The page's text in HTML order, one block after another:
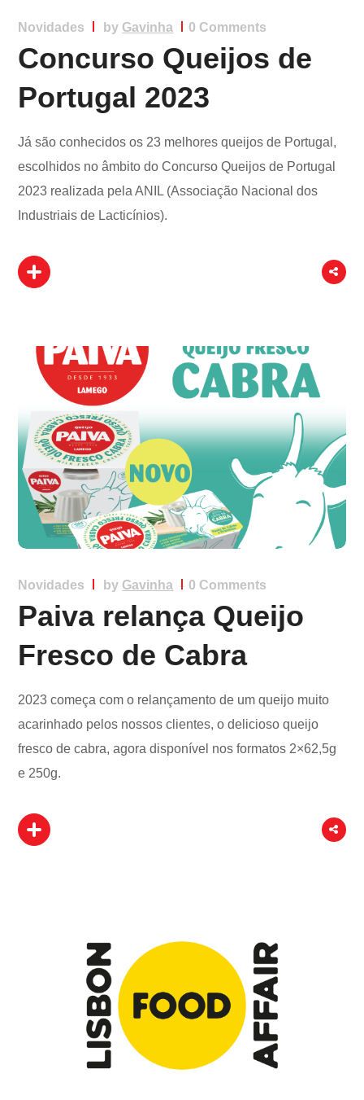
Novidades by Gavinha 0 Comments
Concurso Queijos de
Portugal 2023
Já são conhecidos os 23 melhores queijos de Portugal,
escolhidos no âmbito do Concurso Queijos de Portugal
2023 realizada pela ANIL (Associação Nacional dos
Industriais de Lacticínios).
Novidades by Gavinha 0 Comments
Paiva relança Queijo
Fresco de Cabra
2023 começa com o relançamento de um queijo muito
acarinhado pelos nossos clientes, o delicioso queijo
fresco de cabra, agora disponível nos formatos 2×62,5g
e 250g.